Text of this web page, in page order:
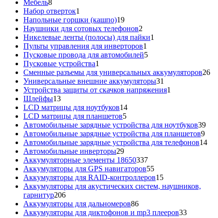
Мебель88
товаров
Набор отверток1
товар
Напольные горшки (кашпо)1919
товаров
Наушники для сотовых телефонов2
товара
Никелевые ленты (полосы) для пайки1
Пульты управления для инверторов1
товар
Пусковые провода для автомобилей55
Пусковые устройства1
товар
Сменные разъемы для универсальных аккумуляторов2626
Универсальные внешние аккумуляторы31
товар
Устройства защиты от скачков напряжения1
Шлейфы1313
товаров
LCD матрицы для ноутбуков1414
LCD матрицы для планшетов55
товаров
Автомобильные зарядные устройства для ноутбуков3939
Автомобильные зарядные устройства для планшетов99
Автомобильные зарядные устройства для телефонов1414
Автомобильные инверторы2929
товаров
Аккумуляторные элементы 18650337337
товаров
Аккумуляторы для GPS навигаторов5555
товаров
Аккумуляторы для RAID-контроллеров1515
товаров
Аккумуляторы для акустических систем, наушников,
гарнитур206206
товаров
Аккумуляторы для дальномеров8686
товаров
Аккумуляторы для диктофонов и mp3 плееров3333